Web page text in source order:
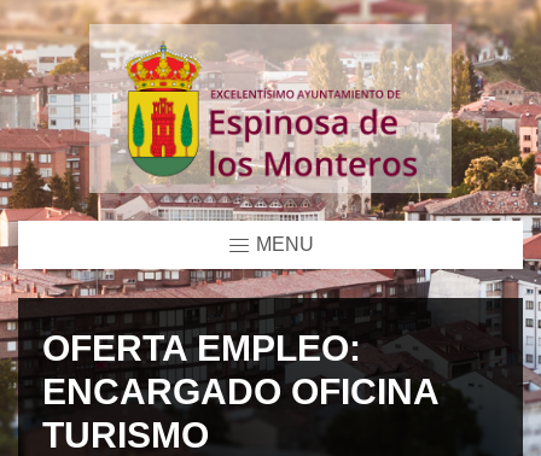
MENU
OFERTA EMPLEO:
ENCARGADO OFICINA
TURISMO